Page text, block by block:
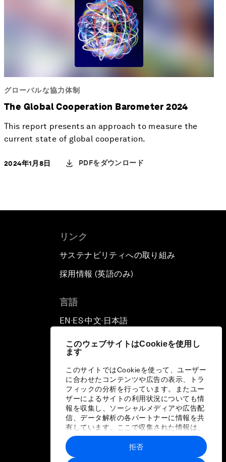
このウェブサイトはCookieを使用し
ます
このサイトではCookieを使って、ユーザー
に合わせたコンテンツや広告の表示、トラ
フィックの分析を行っています。またユー
ザーによるサイトの利用状況についても情
報を収集し、ソーシャルメディアや広告配
信、データ解析の各パートナーに情報を共
有しています。ここで収集された情報は、
ユーザーが各パートナーに提供した他の情
報や各パートナーのサービスを使用した際
に収集された情報と組み合わされ、各パー
拒否
グローバルな協力体制
The Global Cooperation Barometer 2024
This report presents an approach to measure the
current state of global cooperation.
2024年1月8日 PDFをダウンロード
リンク
サステナビリティへの取り組み
採用情報 (英語のみ)
言語
EN ▪ES▪中文▪ 日本語